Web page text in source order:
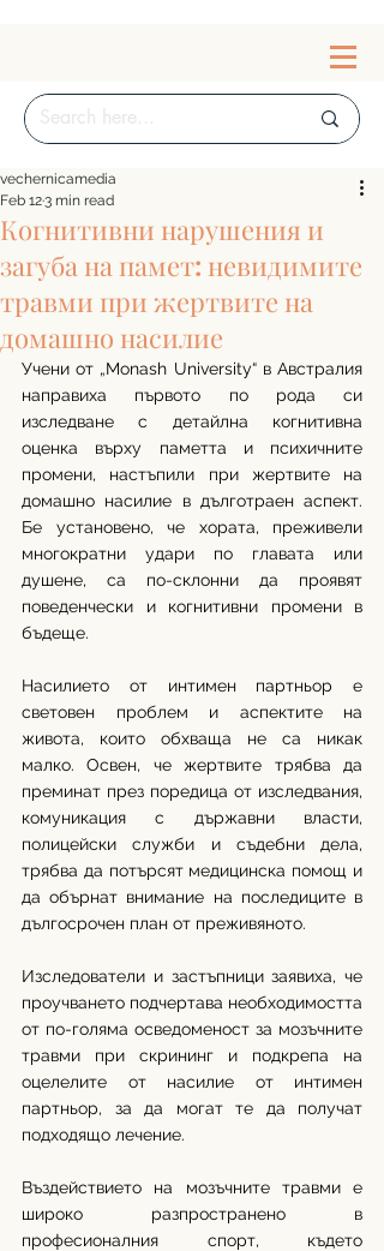
Когнитивни нарушения и
загуба на памет: невидимите
травми при жертвите на
домашно насилие
vechernicamedia
Feb 123 min read
Учени от „Monash University“ в Австралия
направиха първото по рода си
изследване с детайлна когнитивна
оценка върху паметта и психичните
промени, настъпили при жертвите на
домашно насилие в дълготраен аспект.
Бе установено, че хората, преживели
многократни удари по главата или
душене, са по-склонни да проявят
поведенчески и когнитивни промени в
бъдеще.
Насилието от интимен партньор е
световен проблем и аспектите на
живота, които обхваща не са никак
малко. Освен, че жертвите трябва да
преминат през поредица от изследвания,
комуникация с държавни власти,
полицейски служби и съдебни дела,
трябва да потърсят медицинска помощ и
да обърнат внимание на последиците в
дългосрочен план от преживяното.
Изследователи и застъпници заявиха, че
проучването подчертава необходимостта
от по-голяма осведоменост за мозъчните
травми при скрининг и подкрепа на
оцелелите от насилие от интимен
партньор, за да могат те да получат
подходящо лечение.
Въздействието на мозъчните травми е
широко разпространено в
професионалния спорт, където